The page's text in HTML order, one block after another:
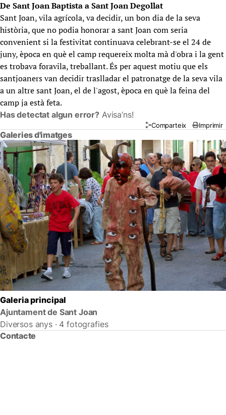
De Sant Joan Baptista a Sant Joan Degollat
Sant Joan, vila agrícola, va decidir, un bon dia de la seva
història, que no podia honorar a sant Joan com seria
convenient si la festivitat continuava celebrant-se el 24 de
juny, època en què el camp requereix molta mà d'obra i la gent
es trobava foravila, treballant. És per aquest motiu que els
santjoaners van decidir traslladar el patronatge de la seva vila
a un altre sant Joan, el de l'agost, època en què la feina del
camp ja està feta.
Has detectat algun error? Avisa’ns!
Comparteix Imprimir
Galeries d'imatges
Galeria principal
Ajuntament de Sant Joan
Diversos anys · 4 fotografies
Contacte